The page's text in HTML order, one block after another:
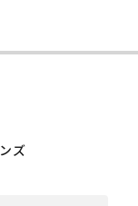
ズ